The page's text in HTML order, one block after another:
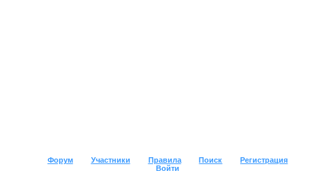
Форум Участники Правила Поиск
Регистрация
Войти